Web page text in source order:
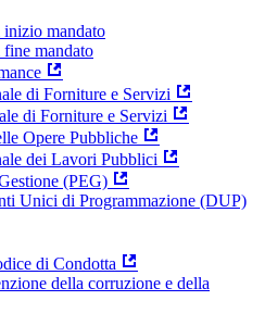
mandato
mandato
di Forniture e Servizi
di Forniture e Servizi
Opere Pubbliche
dei Lavori Pubblici
(PEG)
Unici di Programmazione (DUP)
di Condotta
della corruzione e della